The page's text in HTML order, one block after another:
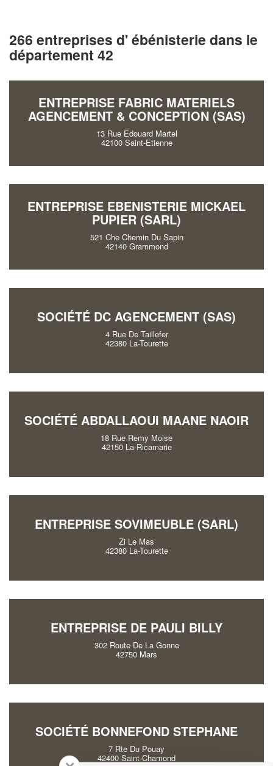
266 entreprises d' ébénisterie dans le
département 42
ENTREPRISE FABRIC MATERIELS
AGENCEMENT & CONCEPTION (SAS)
13 Rue Edouard Martel
42100 Saint-Etienne
ENTREPRISE EBENISTERIE MICKAEL
PUPIER (SARL)
521 Che Chemin Du Sapin
42140 Grammond
SOCIÉTÉ DC AGENCEMENT (SAS)
4 Rue De Taillefer
42380 La-Tourette
SOCIÉTÉ ABDALLAOUI MAANE NAOIR
18 Rue Remy Moise
42150 La-Ricamarie
ENTREPRISE SOVIMEUBLE (SARL)
Zi Le Mas
42380 La-Tourette
ENTREPRISE DE PAULI BILLY
302 Route De La Gonne
42750 Mars
SOCIÉTÉ BONNEFOND STEPHANE
7 Rte Du Pouay
42400 Saint-Chamond